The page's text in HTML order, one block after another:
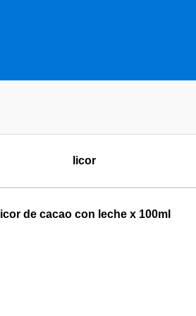
licor
licor de cacao con leche x 100ml